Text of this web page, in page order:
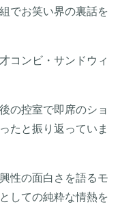
でお笑い界の裏話を
コンビ・サンドウィ
の控室で即席のショ
たと振り返っていま
性の面白さを語るモ
しての純粋な情熱を